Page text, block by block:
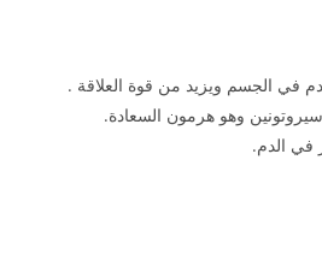
في الجسم ويزيد من قوة العلاقة .
سيروتونين وهو هرمون السعادة.
في الدم.